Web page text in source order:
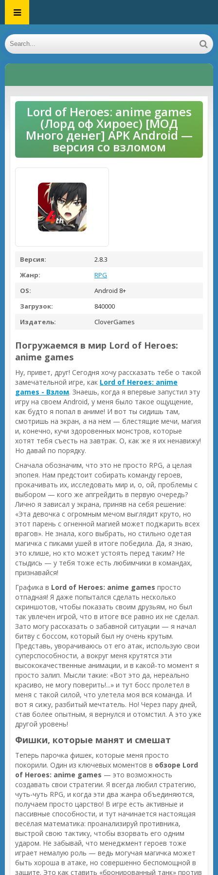
Lord of Heroes: anime games
(Лорд оф Хироес) [МОД
Много денег] APK Android —
версия со взломом
Версия:
2.8.3
Жанр:
RPG
OS:
Android 8+
Загрузок:
840000
Издатель:
CloverGames
Погружаемся в мир Lord of Heroes:
anime games
Ну, привет, друг! Сегодня хочу рассказать тебе о такой
замечательной игре, как Lord of Heroes: anime
games - Взлом. Знаешь, когда я впервые запустил эту
игру на своем Android, у меня было такое ощущение,
как будто я попал в аниме! И вот ты сидишь там,
смотришь на экран, а на нем — блестящие мечи, магия
и, конечно, кучи здоровенных монстров, которые
хотят тебя съесть на завтрак. О, как же я их ненавижу!
Но давай по порядку.
Сначала обозначим, что это не просто RPG, а целая
эпопея. Нам предстоит собирать команду героев,
прокачивать их, исследовать мир и, о, ой, проблемы с
выбором — кого же апгрейдить в первую очередь?
Лично я зависал у экрана, приняв на себя решение:
«Эта девочка с огромным мечом выглядит круто, но
этот парень с огненной магией может поджарить всех
врагов». Не знала, кого выбрать, но стильно одетая
магичка с пиками ушей в итоге победила. Да, я знаю,
это клише, но кто может устоять перед таким? Не
стыдись — у тебя тоже есть любимчики в командах,
признавайся!
Графика в Lord of Heroes: anime games просто
отпадная! Я даже попытался сделать несколько
скриншотов, чтобы показать своим друзьям, но был
так увлечен игрой, что в итоге все равно их не сделал.
Зато могу рассказать о забавной ситуации — я начал
битву с боссом, который был ну очень крутым.
Представь, уворачиваюсь от его атак, использую свои
суперспособности, а вокруг меня крутятся эти
высококачественные анимации, и в какой-то момент я
просто залип. Мысли такие: «Вот это да, нереально
красиво, не могу поверить!...» и тут босс пролетел в
меня с такой силой, что улетела моя вся команда. И
вот я сижу, разбитый мечтатель. Но! Через пару дней,
став более опытным, я вернулся и отомстил. А это уже
другой уровень!
Фишки, которые манят и смешат
Теперь парочка фишек, которые меня просто
покорили. Один из ключевых моментов в обзоре Lord
of Heroes: anime games — это возможность
создавать свои стратегии. Я всегда любил стратегию,
чуть-чуть RPG, и когда эти два жанра объединяются,
получаем просто царство! В игре есть активные и
пассивные способности, и тут начинается настоящая
весёлая математика: проанализируй противника,
выстрой свою тактику, чтобы взорвать его одним
ударом. Не забывай, что менеджмент героев тоже
играет немалую роль — ведь могучая магичка может
быть хороша в атаке, но совершенно беспомощной в
защите. Это как ставить «бронированный танк» против